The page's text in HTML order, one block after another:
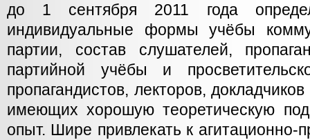
до 1 сентября 2011 года
индивидуальные формы учёбы
партии, состав слушателей,
партийной учёбы и
пропагандистов, лекторов,
имеющих хорошую теоретическую
опыт. Шире привлекать к агитационно-